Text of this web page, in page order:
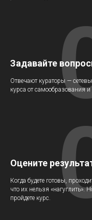
Задавайте
Отвечают кураторы —
курса от самообразования и
Оцените
Когда будете готовы,
что их нельзя «нагуглить».
пройдете курс.